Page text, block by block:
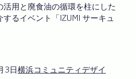
用と廃食油の循環を柱にした
るイベント「IZUMI サーキュ
3日横浜コミュニティデザイ